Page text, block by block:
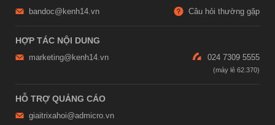
bandoc@kenh14.vn Câu hỏi thường gặp
HỢP TÁC NỘI DUNG
marketing@kenh14.vn 024 7309 5555
HỖ TRỢ QUẢNG CÁO
giaitrixahoi@admicro.vn